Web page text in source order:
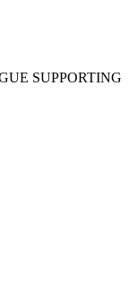
SUPPORTING